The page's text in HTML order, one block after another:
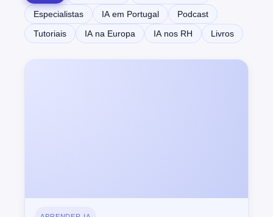
Especialistas
IA em Portugal
Podcast
Tutoriais
IA na Europa IA nos RH Livros